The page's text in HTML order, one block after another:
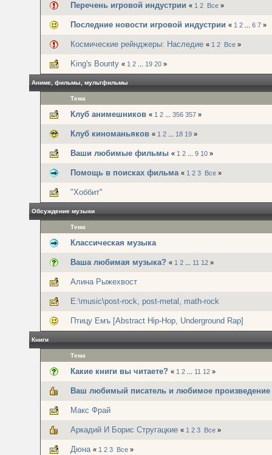
Перечень игровой индустрии « 1 2 Все »
Последние новости игровой индустрии « 1 2 6 7 »
Космические рейнджеры: Наследие « 1 2 Все »
King's Bounty « 1 2 19 20 »
Аниме, фильмы, мультфильмы
Тема
Клуб анимешников « 1 2 356 357 »
Клуб киноманьяков « 1 2 18 19 »
Ваши любимые фильмы « 1 2 9 10 »
Помощь в поисках фильма « 1 2 3 Все »
"Хоббит"
Обсуждение музыки
Тема
Классическая музыка
Ваша любимая музыка? « 1 2 11 12 »
Алина Рыжехвост
E:\music\post-rock, post-metal, math-rock
Птицу Емъ [Abstract Hip-Hop, Underground Rap]
Книги
Тема
Какие книги вы читаете? « 1 2 11 12 »
Ваш любимый писатель и любимое произведение
Макс Фрай
Аркадий И Борис Стругацкие « 1 2 3 Все »
Дюна « 1 2 3 Все »